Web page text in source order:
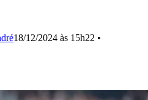
18/12/2024 às 15h22 •